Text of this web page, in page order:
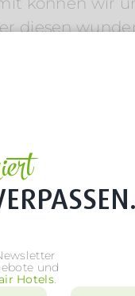
diesen
und
Hotels.